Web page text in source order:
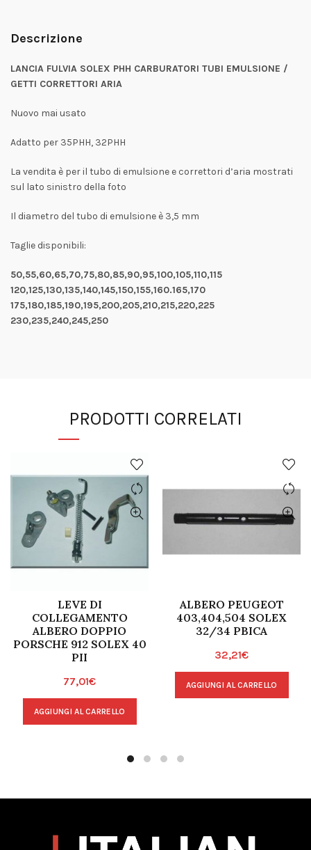
Descrizione
LANCIA FULVIA SOLEX PHH CARBURATORI TUBI EMULSIONE /
GETTI CORRETTORI ARIA
Nuovo mai usato
Adatto per 35PHH, 32PHH
La vendita è per il tubo di emulsione e correttori d’aria mostrati
sul lato sinistro della foto
Il diametro del tubo di emulsione è 3,5 mm
Taglie disponibili:
50,55,60,65,70,75,80,85,90,95,100,105,110,115
120,125,130,135,140,145,150,155,160.165,170
175,180,185,190,195,200,205,210,215,220,225
230,235,240,245,250
PRODOTTI CORRELATI
LEVE DI
COLLEGAMENTO
ALBERO DOPPIO
PORSCHE 912 SOLEX 40
PII
77,01€
AGGIUNGI AL CARRELLO
ALBERO PEUGEOT
403,404,504 SOLEX
32/34 PBICA
32,21€
AGGIUNGI AL CARRELLO